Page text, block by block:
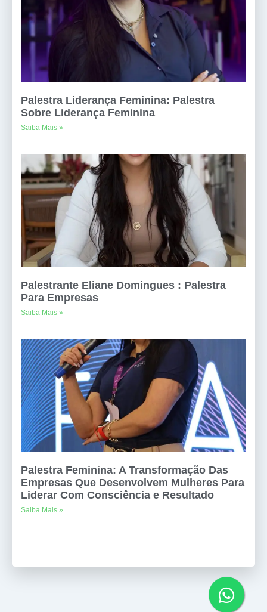
Palestra Liderança Feminina: Palestra
Sobre Liderança Feminina
Saiba Mais »
Palestrante Eliane Domingues : Palestra
Para Empresas
Saiba Mais »
Palestra Feminina: A Transformação Das
Empresas Que Desenvolvem Mulheres Para
Liderar Com Consciência e Resultado
Saiba Mais »